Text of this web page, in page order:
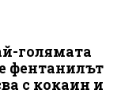
голямата
фентанилът
с кокаин и